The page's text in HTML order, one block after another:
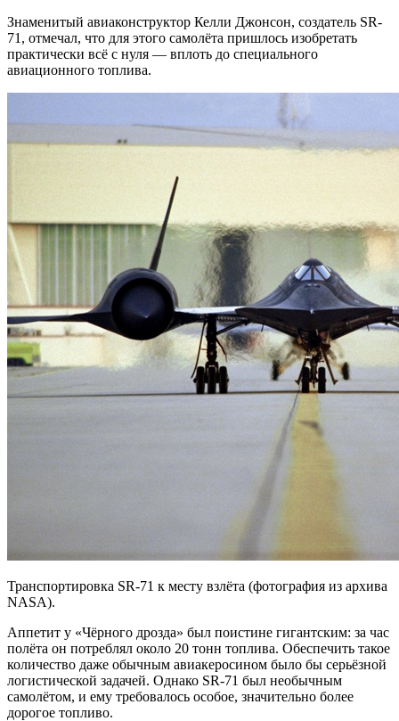
Знаменитый авиаконструктор Келли Джонсон, создатель SR-
71, отмечал, что для этого самолёта пришлось изобретать
практически всё с нуля — вплоть до специального
авиационного топлива.
Транспортировка SR-71 к месту взлёта (фотография из архива
NASA).
Аппетит у «Чёрного дрозда» был поистине гигантским: за час
полёта он потреблял около 20 тонн топлива. Обеспечить такое
количество даже обычным авиакеросином было бы серьёзной
логистической задачей. Однако SR-71 был необычным
самолётом, и ему требовалось особое, значительно более
дорогое топливо.